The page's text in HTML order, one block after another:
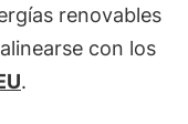
renovables
con los
.